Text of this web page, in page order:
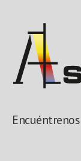
Encuéntrenos